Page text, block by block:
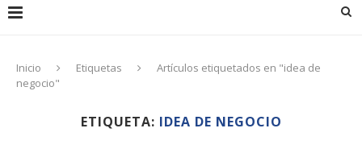
Inicio Etiquetas
Artículos etiquetados en "idea de
negocio"
ETIQUETA: IDEA DE NEGOCIO